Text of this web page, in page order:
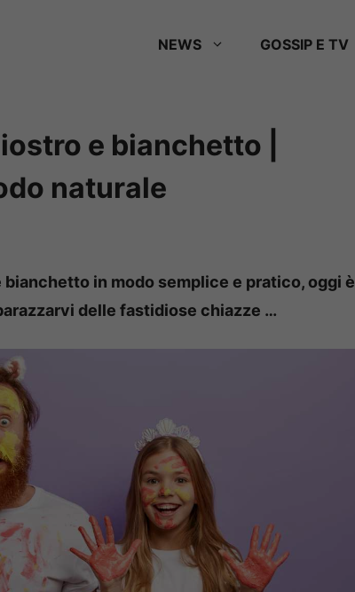
NEWS GOSSIP E TV
e bianchetto |
naturale
in modo semplice e pratico, oggi è
delle fastidiose chiazze …